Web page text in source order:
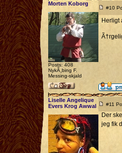
Morten Koborg
Posts: 408
NykÃ¸bing F.
Messing-skjald
#10
Herligt
Liselle Angelique
Evers Krog Awwal
#11
Der
jeg fik